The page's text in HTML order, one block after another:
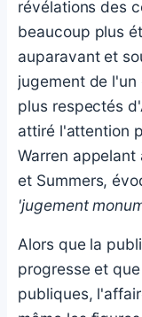
révélations des
beaucoup plus
auparavant et
jugement de
plus respectés
attiré l'attention
Warren
et Summers,
'jugement
Alors que la
progresse et
publiques,